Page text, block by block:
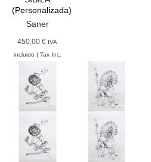
(Personalizada)
Saner
450,00 € IVA
incluido | Tax Inc.
GRATIS GRATIS